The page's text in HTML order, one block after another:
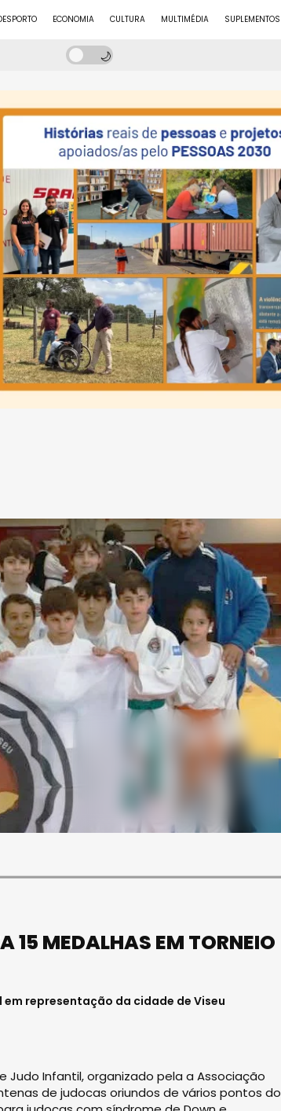
ECONOMIA CULTURA MULTIMÉDIA SUPLEMENTOS
15 MEDALHAS EM TORNEIO
representação da cidade de Viseu
Judo Infantil, organizado pela a Associação
de judocas oriundos de vários pontos do
ASAE APREENDE CERCA DE
Julho 11, 2026 . 10:41